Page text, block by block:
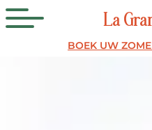
BOEK UW
La